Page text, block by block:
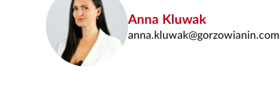
Anna Kluwak
anna.kluwak@gorzowianin.com